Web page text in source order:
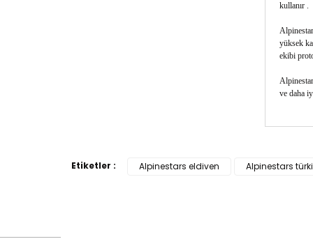
kullanır .
yüksek
ekibi
ve daha
Etiketler : Alpinestars eldiven Alpinestars